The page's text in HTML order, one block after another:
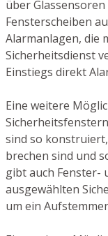
über
Fensterscheiben
Alarmanlagen, die
Sicherheitsdienst
Einstiegs direkt
Eine weitere
sind so
brechen sind und
gibt auch Fenster-
ausgewählten
um ein